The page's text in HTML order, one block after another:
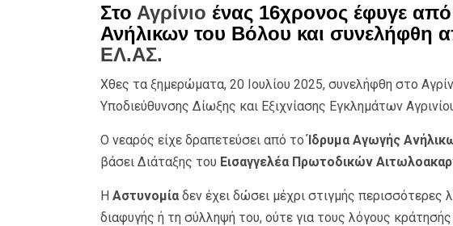
Στο Αγρίνιο ένας 16χρονος έφυγε
Ανήλικων του Βόλου και συνελήφθη
ΕΛ.ΑΣ.
Χθες τα ξημερώματα, 20 Ιουλίου 2025, συνελήφθη στο
Υποδιεύθυνσης Δίωξης και Εξιχνίασης Εγκλημάτων
Ο νεαρός είχε δραπετεύσει από τοΊδρυμα Αγωγής
βάσει Διάταξης του Εισαγγελέα Πρωτοδικών
Η Αστυνομίαδεν έχει δώσει μέχρι στιγμής περισσότερες
διαφυγής ή τη σύλληψή του, ούτε για τους λόγους